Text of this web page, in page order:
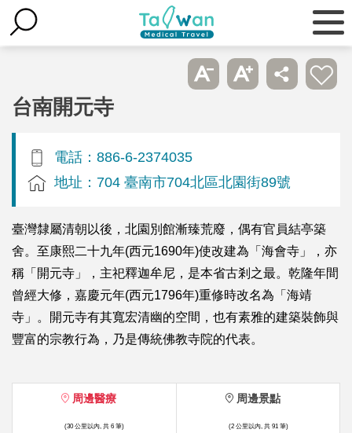
台南開元寺
電話：886-6-2374035
地址：704 臺南市704北區北園街89號
臺灣隸屬清朝以後，北園別館漸臻荒廢，偶有官員結亭築
舍。至康熙二十九年(西元1690年)使改建為「海會寺」，亦
稱「開元寺」，主祀釋迦牟尼，是本省古剎之最。乾隆年間
曾經大修，嘉慶元年(西元1796年)重修時改名為「海靖
寺」。開元寺有其寬宏清幽的空間，也有素雅的建築裝飾與
豐富的宗教行為，乃是傳統佛教寺院的代表。
周邊醫療
(30 公里以內, 共 6 筆)
周邊景點
(2 公里以內, 共 91 筆)